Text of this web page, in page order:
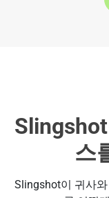
스
Slingshot이 귀사